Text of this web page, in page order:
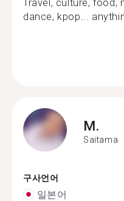
Travel, culture, food,
dance, kpop...
M.
Saitama
구사언어
일본어